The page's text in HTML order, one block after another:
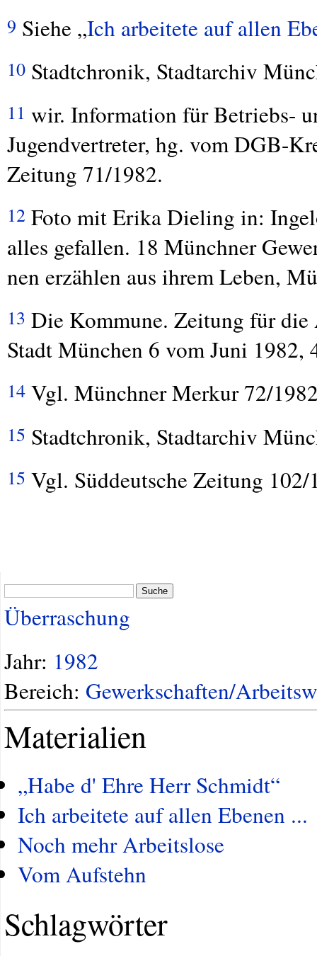
9 Siehe „Ich arbeitete auf allen
10 Stadtchronik, Stadtarchiv
11 wir. Information für Betriebs-
Jugendvertreter, hg. vomDGB-
Zeitung 71/1982.
12 Foto mit Erika Dieling in:
alles gefallen. 18 Münchner
nen erzählen aus ihrem Leben,
13 Die Kommune. Zeitung für die
Stadt München 6 vom Juni 1982,
14 Vgl. Münchner Merkur 72/
15 Stadtchronik, Stadtarchiv
15 Vgl. Süddeutsche Zeitung 102/
Suche
Überraschung
Jahr: 1982
Bereich: Gewerkschaften/
Materialien
„Habe d' Ehre Herr Schmidt“
Ich arbeitete auf allen Ebenen ...
Noch mehr Arbeitslose
Vom Aufstehn
Schlagwörter